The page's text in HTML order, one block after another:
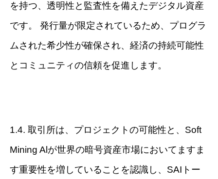
を持つ、透明性と監査性を備えたデジタル資産
です。 発行量が限定されているため、プログラ
ムされた希少性が確保され、経済の持続可能性
とコミュニティの信頼を促進します。
1.4. 取引所は、プロジェクトの可能性と、Soft
Mining Alが世界の暗号資産市場においてますま
す重要性を増していることを認識し、SAIトー